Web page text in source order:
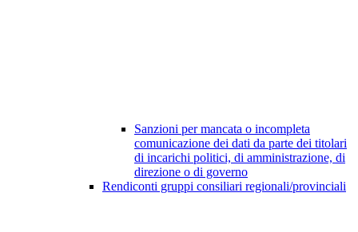
Sanzioni per mancata o incompleta
comunicazione dei dati da parte dei titolari
di incarichi politici, di amministrazione, di
direzione o di governo
Rendiconti gruppi consiliari regionali/provinciali